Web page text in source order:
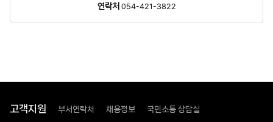
연락처 054-421-3822
고객지원 부서연락처 채용정보 국민소통 상담실